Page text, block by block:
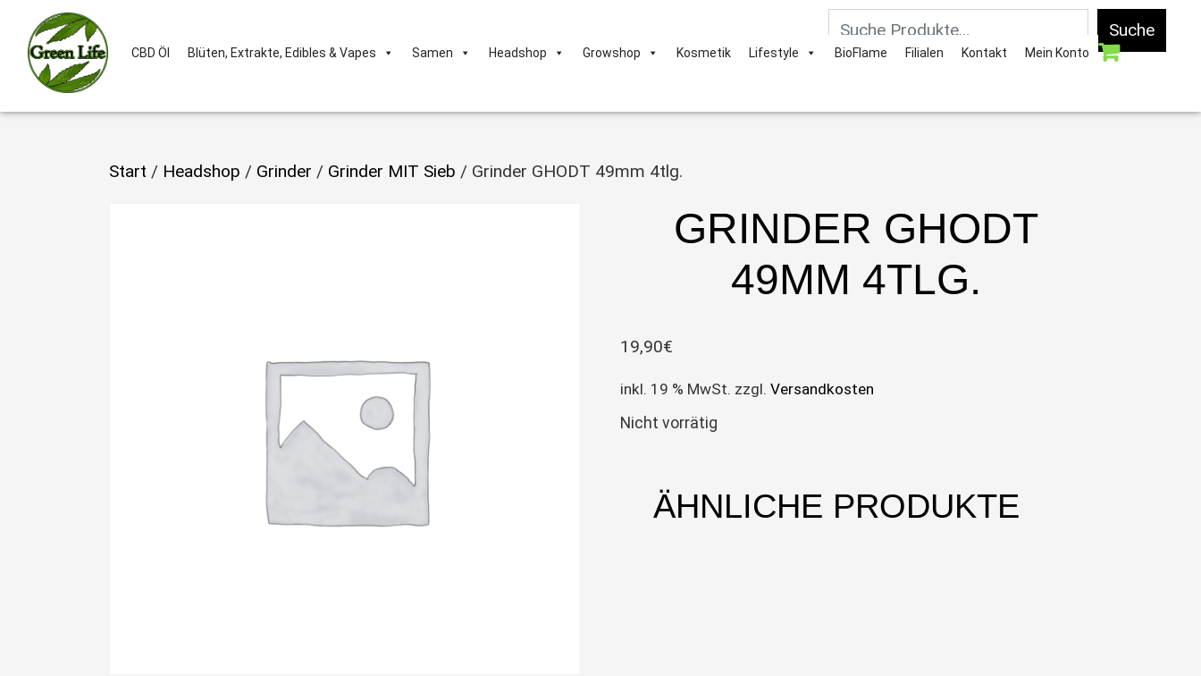
Suche
CBD Öl Blüten, Extrakte, Edibles & Vapes Samen Headshop Growshop Kosmetik Lifestyle BioFlame Filialen Kontakt Mein Konto
Start / Headshop / Grinder / Grinder MIT Sieb / Grinder GHODT 49mm 4tlg.
GRINDER GHODT
49MM 4TLG.
19,90€
inkl. 19 % MwSt. zzgl. Versandkosten
Nicht vorrätig
ÄHNLICHE PRODUKTE